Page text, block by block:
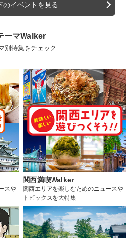
のイベントを見る
ーマWalker
別特集をチェック
スや
関西満喫Walker
関西エリアを楽しむためのニュースや
トピックスを大特集